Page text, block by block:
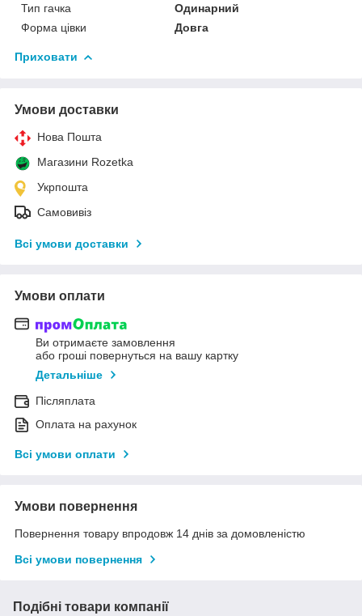
Тип гачка
Одинарний
Форма цівки
Довга
Приховати
Умови доставки
Нова Пошта
Магазини Rozetka
Укрпошта
Самовивіз
Всі умови доставки
Умови оплати
Ви отримаєте замовлення
або гроші повернуться на вашу картку
Детальніше
Післяплата
Оплата на рахунок
Всі умови оплати
Умови повернення
Повернення товару впродовж 14 днів за домовленістю
Всі умови повернення
Подібні товари компанії